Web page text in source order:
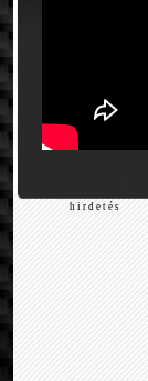
h i r d e t é s